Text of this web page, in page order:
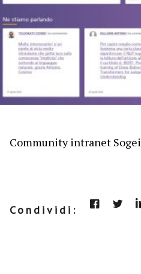
Community intranet Sogei
Condividi: